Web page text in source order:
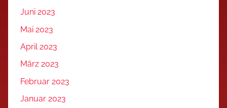
Juni 2023
Mai 2023
April 2023
März 2023
Februar 2023
Januar 2023